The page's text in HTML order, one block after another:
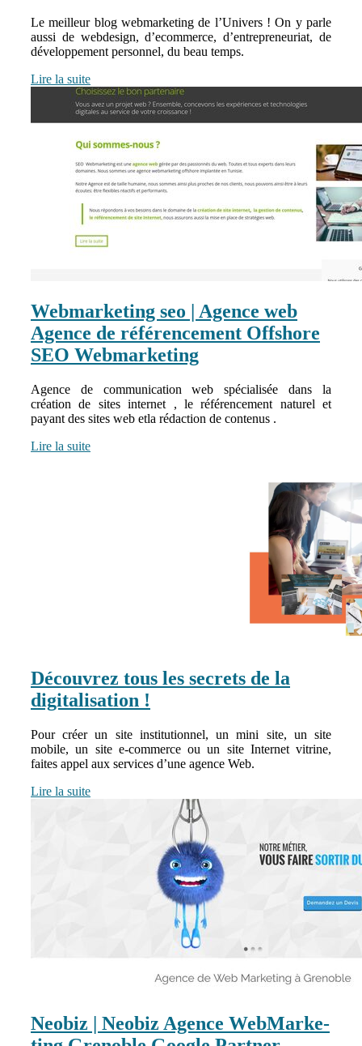
Le meilleur blog webmarketing de l’Univers ! On y parle
aussi de webdesign, d’ecommerce, d’entrepreneuriat, de
développement personnel, du beau temps.
Lire la suite
Web­mar­ke­ting seo | Agence web
Agence de référen­ce­ment Offshore
SEO Web­mar­ke­ting
Agence de communication web spécialisée dans la
création de sites internet , le référencement naturel et
payant des sites web etla rédaction de contenus .
Lire la suite
Découvrez tous les secrets de la
digitalisation !
Pour créer un site institutionnel, un mini site, un site
mobile, un site e-commerce ou un site Internet vitrine,
faites appel aux services d’une agence Web.
Lire la suite
Neobiz | Neobiz Agence Web­Mar­ke­